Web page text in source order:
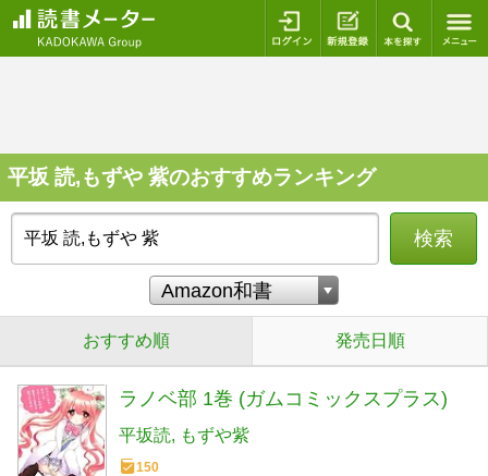
ログイン 新規登録
平坂 読,もずや 紫のおすすめランキング
検索
おすすめ順 発売日順
ラノベ部 1巻 (ガムコミックスプラス)
平坂読 もずや紫
150